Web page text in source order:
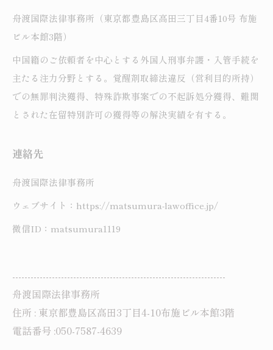
舟渡国際法律事務所（東京都豊島区高田三丁目4番10号 布施
ビル本館3階）
中国籍のご依頼者を中心とする外国人刑事弁護・入管手続を
主たる注力分野とする。覚醒剤取締法違反（営利目的所持）
での無罪判決獲得、特殊詐欺事案での不起訴処分獲得、難関
とされた在留特別許可の獲得等の解決実績を有する。
連絡先
舟渡国際法律事務所
ウェブサイト：https://matsumura-lawoffice.jp/
微信ID：matsumura1119
----------------------------------------------------------------------
舟渡国際法律事務所
住所 : 東京都豊島区高田3丁目4-10布施ビル本館3階
電話番号 :050-7587-4639